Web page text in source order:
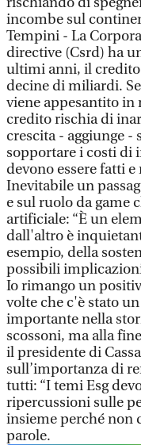
incombe sul
Tempini - La
directive (Csrd) ha
ultimi anni, il
decine di miliardi.
viene appesantito in
credito rischia di
crescita - aggiunge
sopportare i costi di
devono essere fatti
Inevitabile un
e sul ruolo da game
artificiale: “È un
dall'altro è
esempio, della
possibili
Io rimango un
volte che c'è stato
importante nella
scossoni, ma alla
il presidente di
sull’importanza di
tutti: “I temi Esg
ripercussioni sulle
insieme perché non
parole.